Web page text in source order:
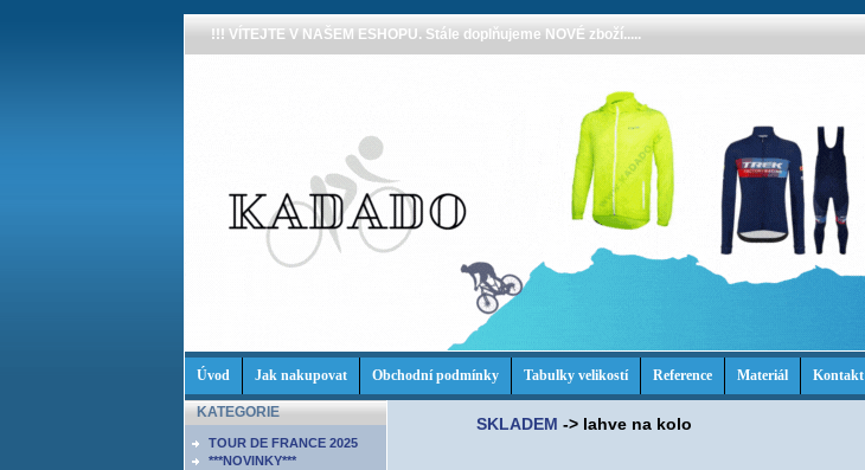
!!! VÍTEJTE V NAŠEM ESHOPU. Stále doplňujeme NOVÉ zboží.....
Úvod Jak nakupovat Obchodní podmínky Tabulky velikostí Reference Materiál Kontakt
KATEGORIE
TOUR DE FRANCE 2025
***NOVINKY***
SKLADEM -> lahve na kolo